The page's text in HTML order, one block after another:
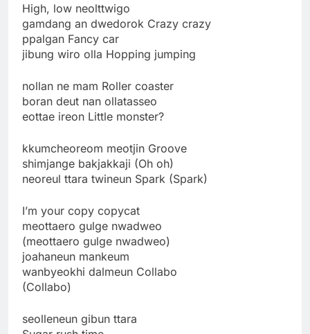
High, low neolttwigo
gamdang an dwedorok Crazy crazy
ppalgan Fancy car
jibung wiro olla Hopping jumping
nollan ne mam Roller coaster
boran deut nan ollatasseo
eottae ireon Little monster?
kkumcheoreom meotjin Groove
shimjange bakjakkaji (Oh oh)
neoreul ttara twineun Spark (Spark)
I’m your copy copycat
meottaero gulge nwadweo
(meottaero gulge nwadweo)
joahaneun mankeum
wanbyeokhi dalmeun Collabo
(Collabo)
seolleneun gibun ttara